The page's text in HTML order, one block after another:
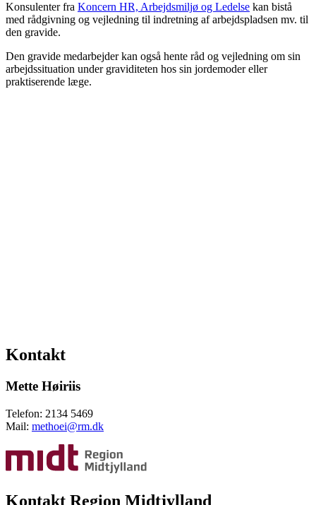
Konsulenter fra Koncern HR, Arbejdsmiljø og Ledelse kan bistå
med rådgivning og vejledning til indretning af arbejdspladsen mv. til
den gravide.
Den gravide medarbejder kan også hente råd og vejledning om sin
arbejdssituation under graviditeten hos sin jordemoder eller
praktiserende læge.
Kontakt
Mette Høiriis
Telefon: 2134 5469
Mail: methoei@rm.dk
Kontakt Region Midtjylland